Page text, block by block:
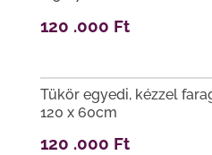
120 .000 Ft
Tükör egyedi, kézzel
120 x 60cm
120 .000 Ft